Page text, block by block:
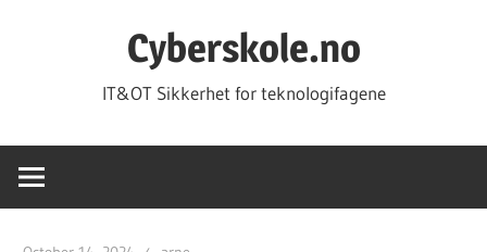
Cyberskole.no
IT&OT Sikkerhet for teknologifagene